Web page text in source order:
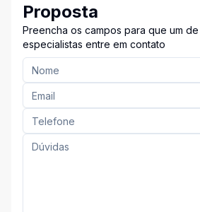
Proposta
Preencha os campos para que um
especialistas entre em contato